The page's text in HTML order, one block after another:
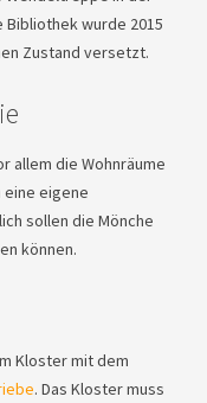
wurde 2015
Zustand versetzt.
allem die Wohnräume
eine eigene
sollen die Mönche
können.
Kloster mit dem
. Das Kloster muss